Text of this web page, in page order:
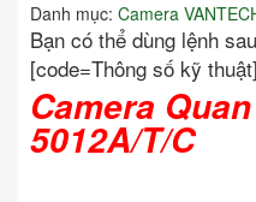
Danh mục: Camera
Bạn có thể dùng lệnh
[code=Thông số kỹ thuật]
Camera
5012A/T/C